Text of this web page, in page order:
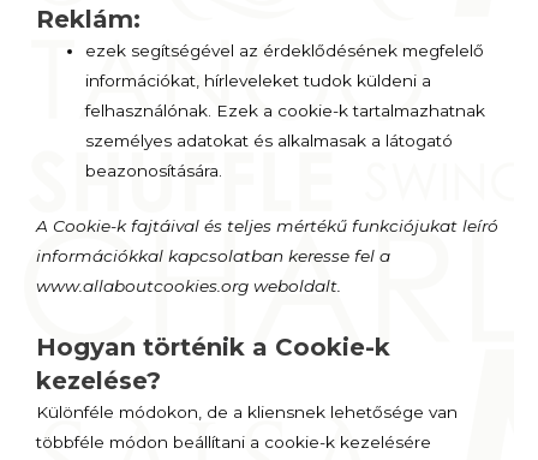
Reklám:
ezek segítségével az érdeklődésének megfelelő
információkat, hírleveleket tudok küldeni a
felhasználónak. Ezek a cookie-k tartalmazhatnak
személyes adatokat és alkalmasak a látogató
beazonosítására.
A Cookie-k fajtáival és teljes mértékű funkciójukat leíró
információkkal kapcsolatban keresse fel a
www.allaboutcookies.org weboldalt.
Hogyan történik a Cookie-k
kezelése?
Különféle módokon, de a kliensnek lehetősége van
többféle módon beállítani a cookie-k kezelésére